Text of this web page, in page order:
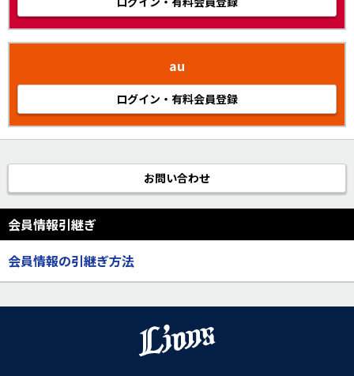
au
ログイン・有料会員登録
お問い合わせ
会員情報引継ぎ
会員情報の引継ぎ方法